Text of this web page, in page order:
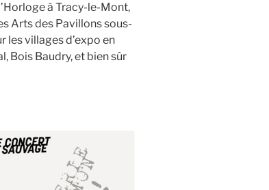
à Tracy-le-Mont,
Arts des Pavillons sous-
les villages d’expo en
Bois Baudry, et bien sûr